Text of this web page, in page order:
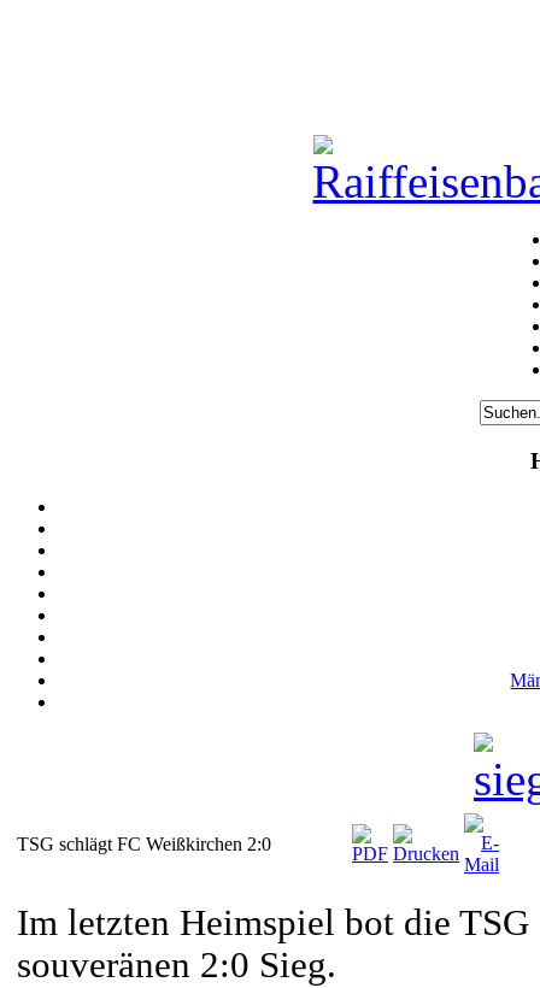
TSG schlägt FC Weißkirchen 2:0
Im letzten Heimspiel bot die TSG
souveränen 2:0 Sieg.